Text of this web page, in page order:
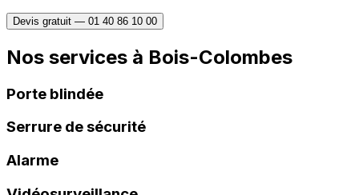
Devis gratuit — 01 40 86 10 00
Nos services à Bois-Colombes
Porte blindée
Serrure de sécurité
Alarme